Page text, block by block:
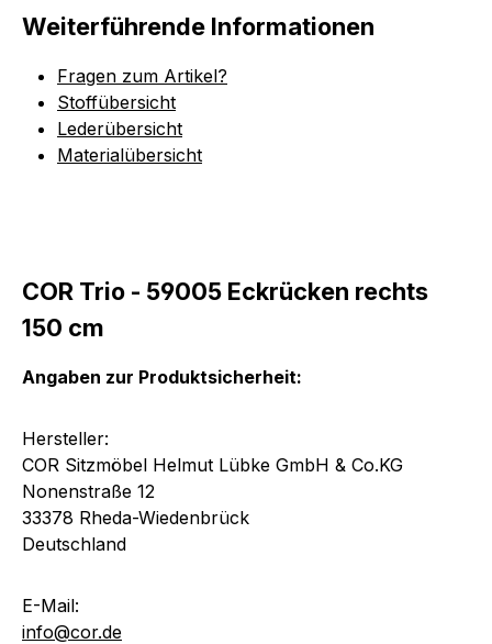
Weiterführende Informationen
Fragen zum Artikel?
Stoffübersicht
Lederübersicht
Materialübersicht
COR Trio - 59005 Eckrücken rechts
150 cm
Angaben zur Produktsicherheit:
Hersteller:
COR Sitzmöbel Helmut Lübke GmbH & Co.KG
Nonenstraße 12
33378 Rheda-Wiedenbrück
Deutschland
E-Mail:
info@cor.de